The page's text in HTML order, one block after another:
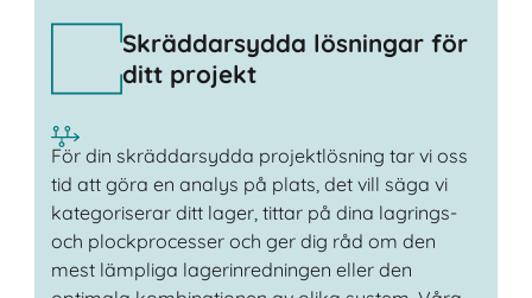
Skräddarsydda lösningar för
ditt projekt
För din skräddarsydda projektlösning tar vi oss
tid att göra en analys på plats, det vill säga vi
kategoriserar ditt lager, tittar på dina lagrings-
och plockprocesser och ger dig råd om den
mest lämpliga lagerinredningen eller den